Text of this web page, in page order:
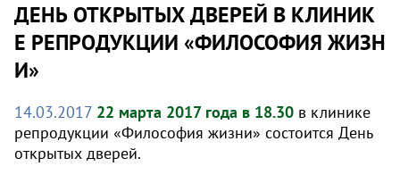
ДЕНЬ ОТКРЫТЫХ ДВЕРЕЙ В КЛИНИК
Е РЕПРОДУКЦИИ «ФИЛОСОФИЯ ЖИЗН
И»
14.03.2017 22 марта 2017 года в 18.30 в клинике
репродукции «Философия жизни» состоится День
открытых дверей.